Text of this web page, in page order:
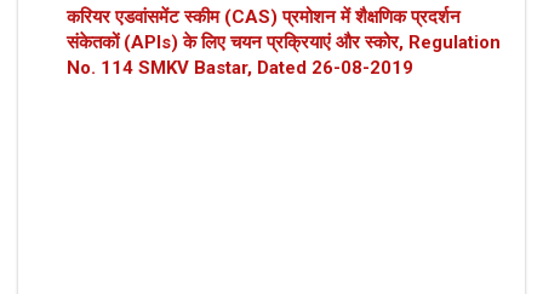
करियर एडवांसमेंट स्कीम (CAS) प्रमोशन में शैक्षणिक प्रदर्शन
संकेतकों (APIs) के लिए चयन प्रक्रियाएं और स्कोर, Regulation
No. 114 SMKV Bastar, Dated 26-08-2019